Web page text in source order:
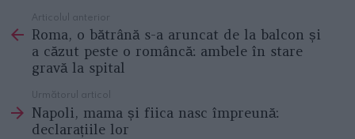
more
Articolul anterior
Roma, o bătrână s-a aruncat de la balcon și
a căzut peste o româncă: ambele în stare
gravă la spital
Următorul articol
Napoli, mama și fiica nasc împreună:
declarațiile lor